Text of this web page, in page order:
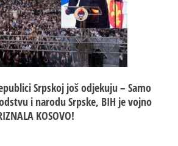
Srpskoj još odjekuju – Samo
i narodu Srpske, BIH je vojno
KOSOVO!